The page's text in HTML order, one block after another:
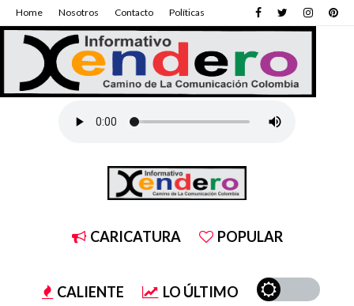
Home Nosotros Contacto Políticas
CARICATURA POPULAR
CALIENTE LO ÚLTIMO